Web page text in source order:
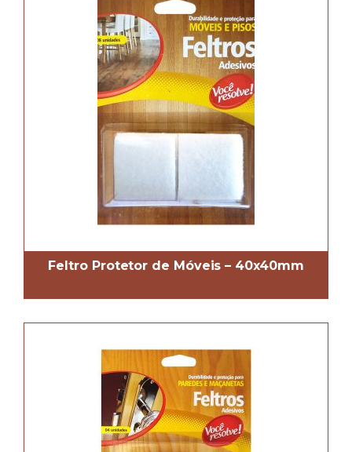
Feltro Protetor de Móveis – 40x40mm